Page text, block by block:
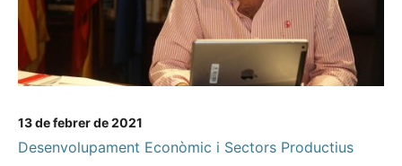
13 de febrer de 2021
Desenvolupament Econòmic i Sectors Productius